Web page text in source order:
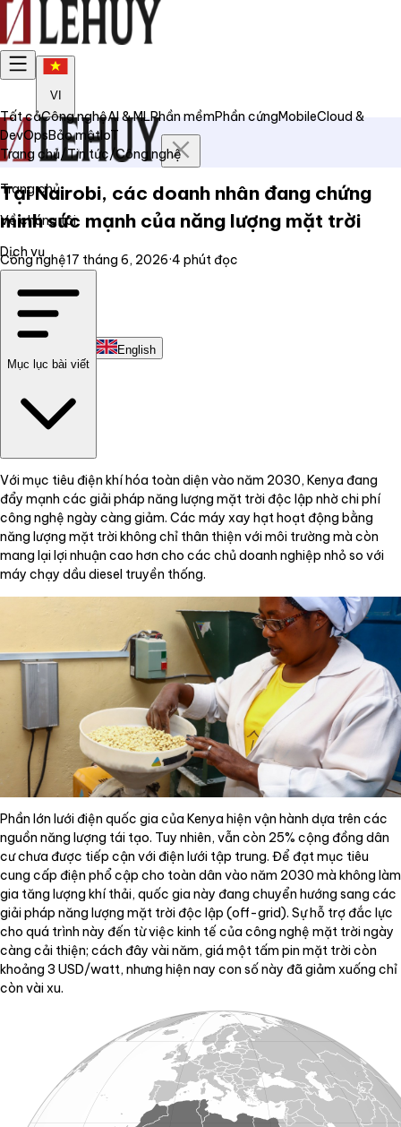
VI
Trang chủ
Về chúng tôi
Dịch vụ
Liên hệ
English
Tất cảCông nghệAI & MLPhần mềmPhần cứngMobileCloud &
DevOpsBảo mậtIoT
Trang chủ/Tin tức/Công nghệ
Tại Nairobi, các doanh nhân đang chứng
minh sức mạnh của năng lượng mặt trời
Công nghệ17 tháng 6, 2026·4 phút đọc
Mục lục bài viết
Với mục tiêu điện khí hóa toàn diện vào năm 2030, Kenya đang
đẩy mạnh các giải pháp năng lượng mặt trời độc lập nhờ chi phí
công nghệ ngày càng giảm. Các máy xay hạt hoạt động bằng
năng lượng mặt trời không chỉ thân thiện với môi trường mà còn
mang lại lợi nhuận cao hơn cho các chủ doanh nghiệp nhỏ so với
máy chạy dầu diesel truyền thống.
Phần lớn lưới điện quốc gia của Kenya hiện vận hành dựa trên các
nguồn năng lượng tái tạo. Tuy nhiên, vẫn còn 25% cộng đồng dân
cư chưa được tiếp cận với điện lưới tập trung. Để đạt mục tiêu
cung cấp điện phổ cập cho toàn dân vào năm 2030 mà không làm
gia tăng lượng khí thải, quốc gia này đang chuyển hướng sang các
giải pháp năng lượng mặt trời độc lập (off-grid). Sự hỗ trợ đắc lực
cho quá trình này đến từ việc kinh tế của công nghệ mặt trời ngày
càng cải thiện; cách đây vài năm, giá một tấm pin mặt trời còn
khoảng 3 USD/watt, nhưng hiện nay con số này đã giảm xuống chỉ
còn vài xu.